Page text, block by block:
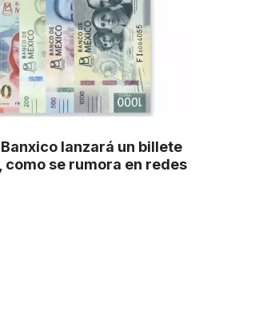
lanzará un billete
se rumora en redes